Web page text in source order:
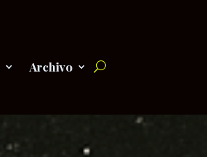
Archivo